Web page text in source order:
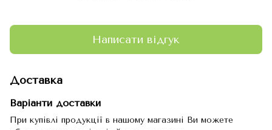
Написати відгук
Доставка
Варіанти доставки
При купівлі продукції в нашому магазині Ви можете